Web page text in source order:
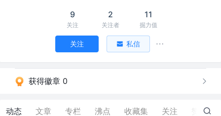
9
关注
2
关注者
11
掘力值
关注 私信
获得徽章 0
动态 文章 专栏 沸点 收藏集 关注 112